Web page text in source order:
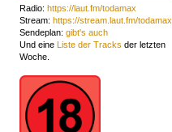
Radio: https://laut.fm/todamax
Stream: https://stream.laut.fm/todamax
Sendeplan: gibt's auch
Und eine Liste der Tracks der letzten
Woche.